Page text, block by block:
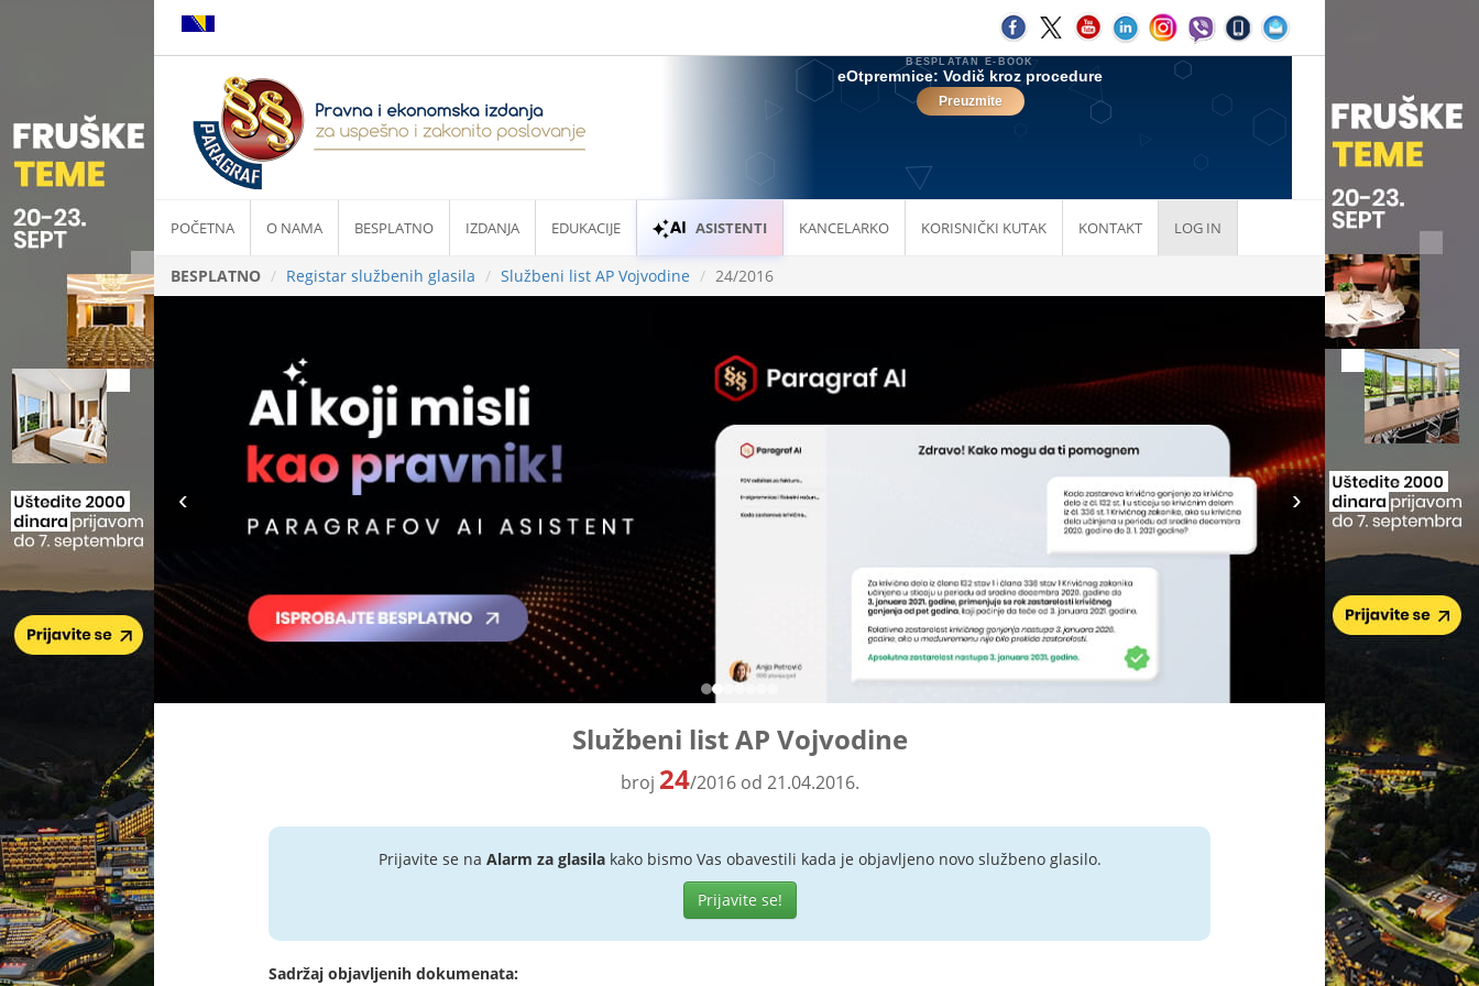
POČETNA O NAMA BESPLATNO IZDANJA EDUKACIJE ASISTENTI KANCELARKO KORISNIČKI KUTAK KONTAKT LOG IN
BESPLATNO Registar službenih glasila Službeni list AP Vojvodine 24/2016
Službeni list AP Vojvodine
broj 24/2016 od 21.04.2016.
Prijavite se na Alarm za glasilakako bismo Vas obavestili kada je objavljeno novo službeno glasilo.
Prijavite se!
Sadržaj objavljenih dokumenata: